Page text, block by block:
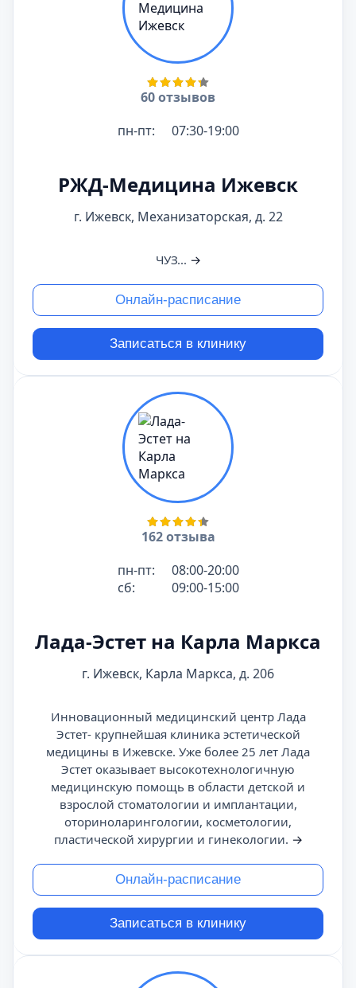
60 отзывов
пн-пт:
07:30-19:00
РЖД-Медицина Ижевск
г. Ижевск, Механизаторская, д. 22
ЧУЗ... →
Онлайн-расписание
Записаться в клинику
162 отзыва
пн-пт:
08:00-20:00
сб:
09:00-15:00
Лада-Эстет на Карла Маркса
г. Ижевск, Карла Маркса, д. 206
Инновационный медицинский центр Лада
Эстет- крупнейшая клиника эстетической
медицины в Ижевске. Уже более 25 лет Лада
Эстет оказывает высокотехнологичную
медицинскую помощь в области детской и
взрослой стоматологии и имплантации,
оториноларингологии, косметологии,
пластической хирургии и гинекологии. →
Онлайн-расписание
Записаться в клинику